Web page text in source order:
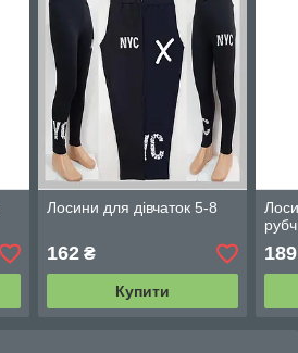
Лосини для дівчаток 5-8
162₴
Купити
189